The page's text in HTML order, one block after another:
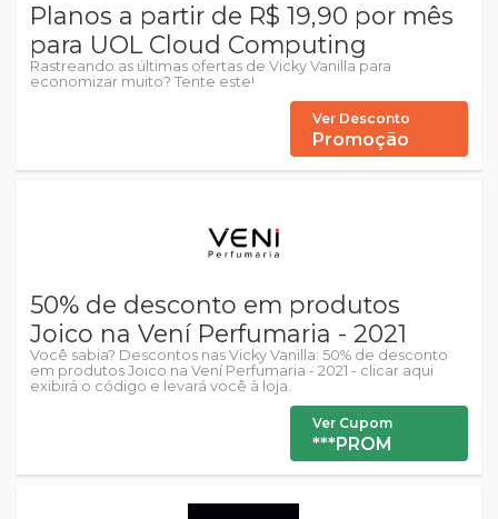
Planos a partir de R$ 19,90 por mês
para UOL Cloud Computing
Rastreando as últimas ofertas de Vicky Vanilla para
economizar muito? Tente este!
Ver Desconto
Promoção
50% de desconto em produtos
Joico na Vení Perfumaria - 2021
Você sabia? Descontos nas Vicky Vanilla: 50% de desconto
em produtos Joico na Vení Perfumaria - 2021 - clicar aqui
exibirá o código e levará você à loja.
Ver Cupom
***PROM